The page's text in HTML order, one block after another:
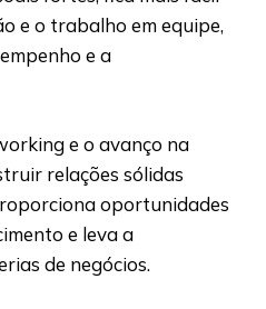
e o trabalho em equipe,
e a
e o avanço na
relações sólidas
oportunidades
e leva a
de negócios.